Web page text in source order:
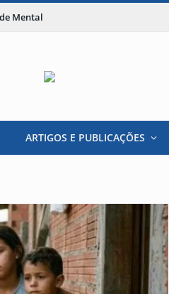
Mental
ARTIGOS E PUBLICAÇÕES